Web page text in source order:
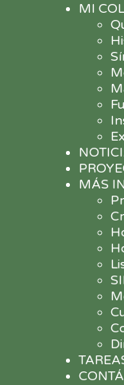
MI
MÁS